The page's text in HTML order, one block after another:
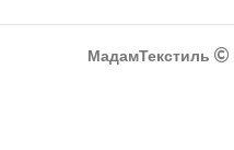
МадамТекстиль